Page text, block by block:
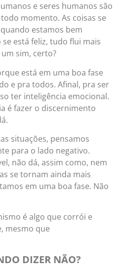
e seres humanos são
momento. As coisas se
estamos bem
está feliz, tudo flui mais
sim, certo?
está em uma boa fase
e pra todos. Afinal, pra ser
ter inteligência emocional.
é fazer o discernimento
situações, pensamos
para o lado negativo.
não dá, assim como, nem
se tornam ainda mais
em uma boa fase. Não
é algo que corrói e
mesmo que
DIZER NÃO?